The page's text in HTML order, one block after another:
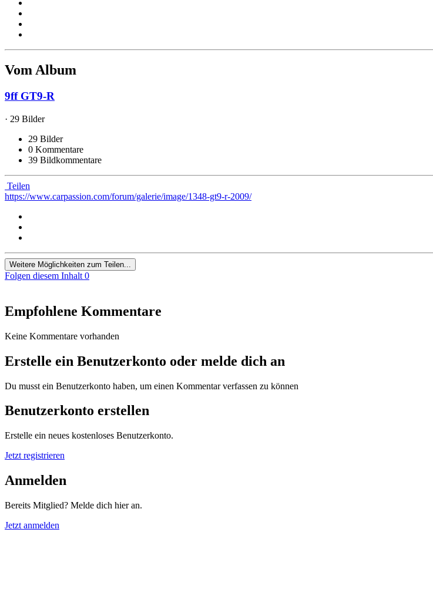
Vom Album
9ff GT9-R
· 29 Bilder
29 Bilder
0 Kommentare
39 Bildkommentare
Teilen
https://www.carpassion.com/forum/galerie/image/1348-gt9-r-2009/
Weitere Möglichkeiten zum Teilen...
Folgen diesem Inhalt 0
Empfohlene Kommentare
Keine Kommentare vorhanden
Erstelle ein Benutzerkonto oder melde dich an
Du musst ein Benutzerkonto haben, um einen Kommentar verfassen zu können
Benutzerkonto erstellen
Erstelle ein neues kostenloses Benutzerkonto.
Jetzt registrieren
Anmelden
Bereits Mitglied? Melde dich hier an.
Jetzt anmelden